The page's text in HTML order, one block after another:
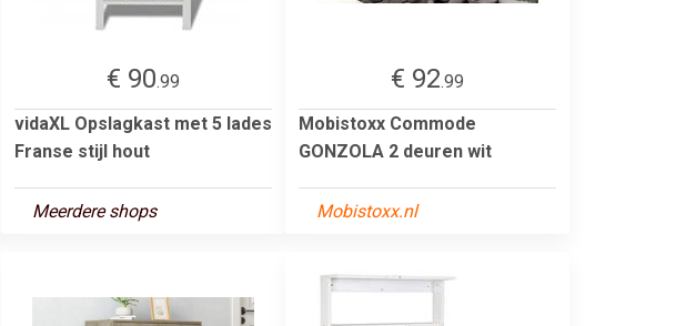
€ 90.99
vidaXL Opslagkast met 5 lades
Franse stijl hout
Meerdere shops
€ 92.99
Mobistoxx Commode
GONZOLA 2 deuren wit
Mobistoxx.nl